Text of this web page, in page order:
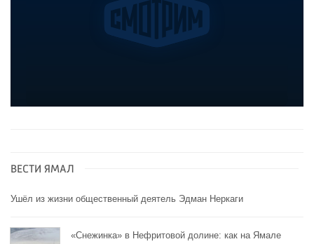
ВЕСТИ ЯМАЛ
Ушёл из жизни общественный деятель Эдман Неркаги
«Снежинка» в Нефритовой долине: как на Ямале